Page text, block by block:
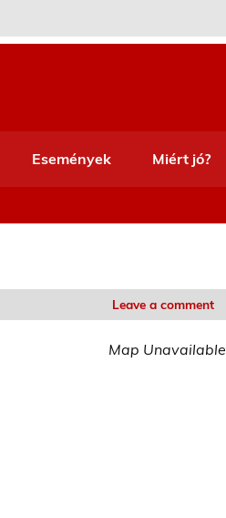
Események Miért jó?
Leave a comment
Map Unavailable